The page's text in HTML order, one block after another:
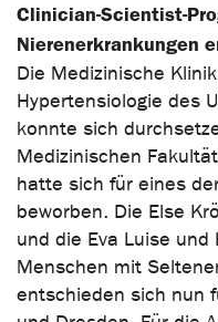
Clinician-Scientist-
Nierenerkrankungen
Die Medizinische
Hypertensiologie des
konnte sich
Medizinischen
hatte sich für eines
beworben. Die Else
und die Eva Luise
Menschen mit
entschieden sich nun